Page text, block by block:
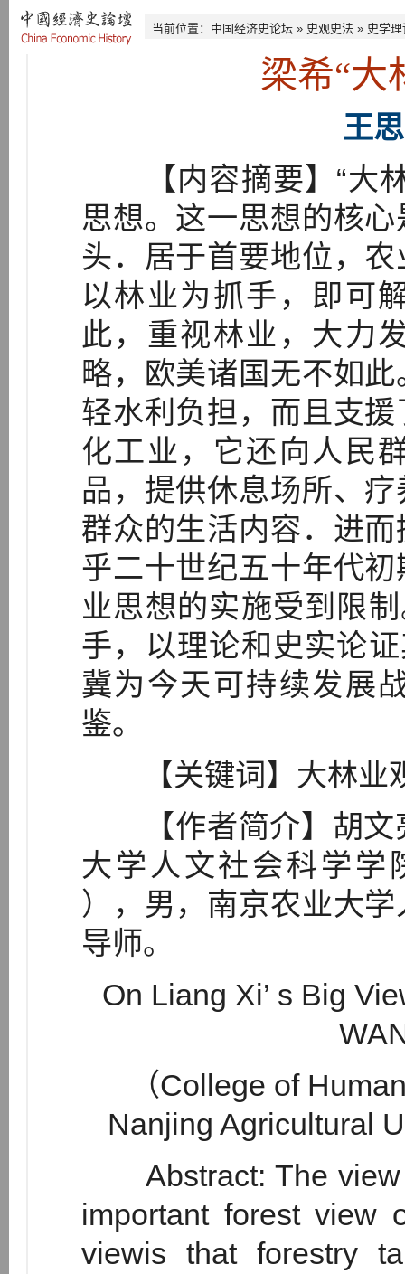
当前位置： 中国经济史论坛 » 史观史法 » 史学理
梁希“大
王
【内容摘要】“大林
思想。这一思想的核
头．居于首要地位，
以林业为抓手，即可
此，重视林业，大力
略，欧美诸国无不如
轻水利负担，而且支
化工业，它还向人民
品，提供休息场所、
群众的生活内容．进
乎二十世纪五十年代
业思想的实施受到限
手，以理论和史实论
冀为今天可持续发展
鉴。
【关键词】大林业
【作者简介】胡文
大学人文社会科学
），男，南京农业大
导师。
On Liang Xi’ s Big
（College of
Nanjing Agricultural
Abstract: The view
important forest view
viewis that forestry